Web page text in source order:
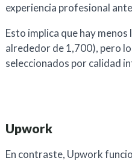
experiencia profesional
Esto implica que hay
alrededor de 1,700), pero
seleccionados por calidad
Upwork
En contraste, Upwork